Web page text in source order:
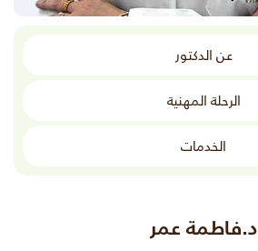
عن الدكتور
الرحلة المهنية
الخدمات
د.فاطمة عمر